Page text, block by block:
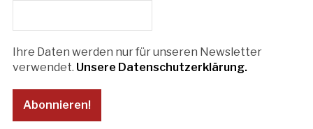
Ihre Daten werden nur für unseren Newsletter
verwendet. Unsere Datenschutzerklärung.